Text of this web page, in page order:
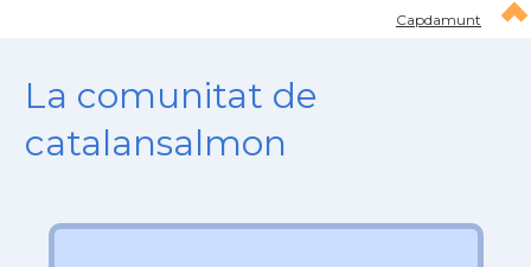
Capdamunt
La comunitat de
catalansalmon